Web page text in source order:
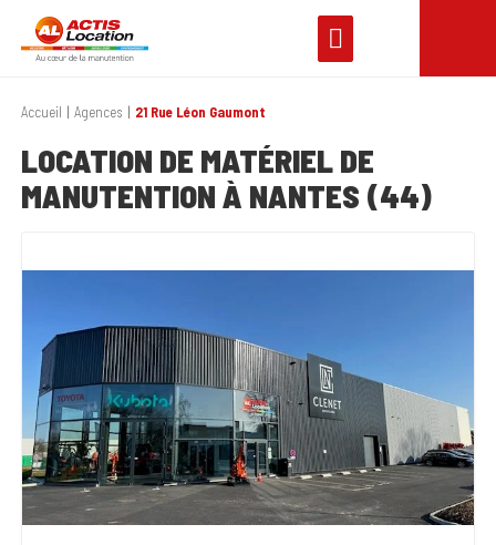
Accueil Agences 21 Rue Léon Gaumont
LOCATION DE MATÉRIEL DE
MANUTENTION À NANTES (44)